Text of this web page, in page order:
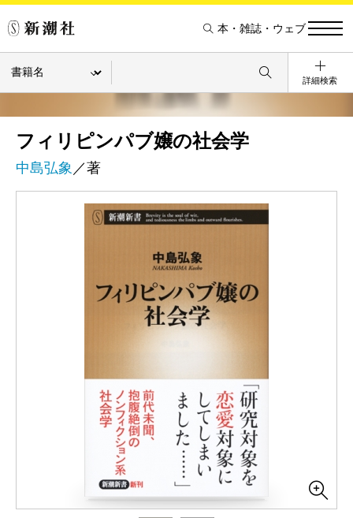
本・雑誌・ウェブ
詳細検索
フィリピンパブ嬢の社会学
中島弘象 ／著